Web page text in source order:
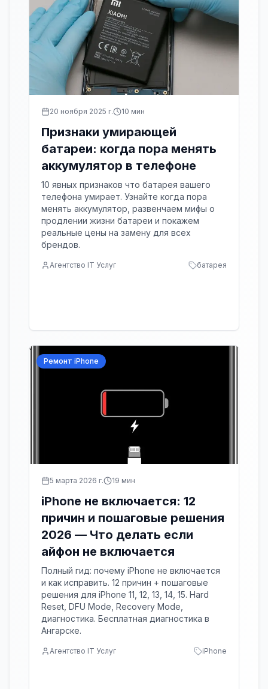
20 ноября 2025 г. 10 мин
Признаки умирающей
батареи: когда пора менять
аккумулятор в телефоне
10 явных признаков что батарея вашего
телефона умирает. Узнайте когда пора
менять аккумулятор, развенчаем мифы о
продлении жизни батареи и покажем
реальные цены на замену для всех
брендов.
Агентство IT Услуг батарея
Ремонт iPhone
5 марта 2026 г. 19 мин
iPhone не включается: 12
причин и пошаговые решения
2026 — Что делать если
айфон не включается
Полный гид: почему iPhone не включается
и как исправить. 12 причин + пошаговые
решения для iPhone 11, 12, 13, 14, 15. Hard
Reset, DFU Mode, Recovery Mode,
диагностика. Бесплатная диагностика в
Ангарске.
Агентство IT Услуг iPhone